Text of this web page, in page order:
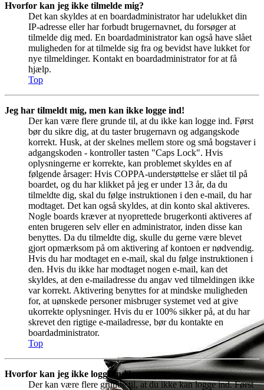
Hvorfor kan jeg ikke tilmelde mig?
Det kan skyldes at en boardadministrator har udelukket din
IP-adresse eller har forbudt brugernavnet, du forsøger at
tilmelde dig med. En boardadministrator kan også have slået
muligheden for at tilmelde sig fra og bevidst have lukket for
nye tilmeldinger. Kontakt en boardadministrator for at få
hjælp.
Top
Jeg har tilmeldt mig, men kan ikke logge ind!
Der kan være flere grunde til, at du ikke kan logge ind. Først
bør du sikre dig, at du taster brugernavn og adgangskode
korrekt. Husk, at der skelnes mellem store og små bogstaver i
adgangskoden - kontroller tasten "Caps Lock". Hvis
oplysningerne er korrekte, kan problemet skyldes en af
følgende årsager: Hvis COPPA-understøttelse er slået til på
boardet, og du har klikket på jeg er under 13 år, da du
tilmeldte dig, skal du følge instruktionen i den e-mail, du har
modtaget. Det kan også skyldes, at din konto skal aktiveres.
Nogle boards kræver at nyoprettede brugerkonti aktiveres af
enten brugeren selv eller en administrator, inden disse kan
benyttes. Da du tilmeldte dig, skulle du gerne være blevet
gjort opmærksom på om aktivering af kontoen er nødvendig.
Hvis du har modtaget en e-mail, skal du følge instruktionen i
den. Hvis du ikke har modtaget nogen e-mail, kan det
skyldes, at den e-mailadresse du angav ved tilmeldingen ikke
var korrekt. Aktivering benyttes for at mindske muligheden
for, at uønskede personer misbruger systemet ved at give
ukorrekte oplysninger. Hvis du er 100% sikker på, at du har
skrevet den rigtige e-mailadresse, bør du kontakte en
boardadministrator.
Top
Hvorfor kan jeg ikke logge ind?
Der kan være flere grunde til, at du ikke kan logge ind. Først